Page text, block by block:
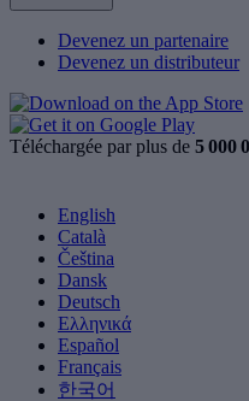
Devenez un partenaire
Devenez un distributeur
Téléchargée par plus de 5 000
English
Català
Čeština
Dansk
Deutsch
Ελληνικά
Español
Français
한국어